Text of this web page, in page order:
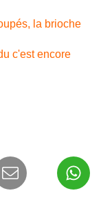
la brioche
c'est encore